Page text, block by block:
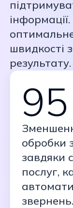
швидкості
результату.
обробки
завдяки
послуг,
звернень.